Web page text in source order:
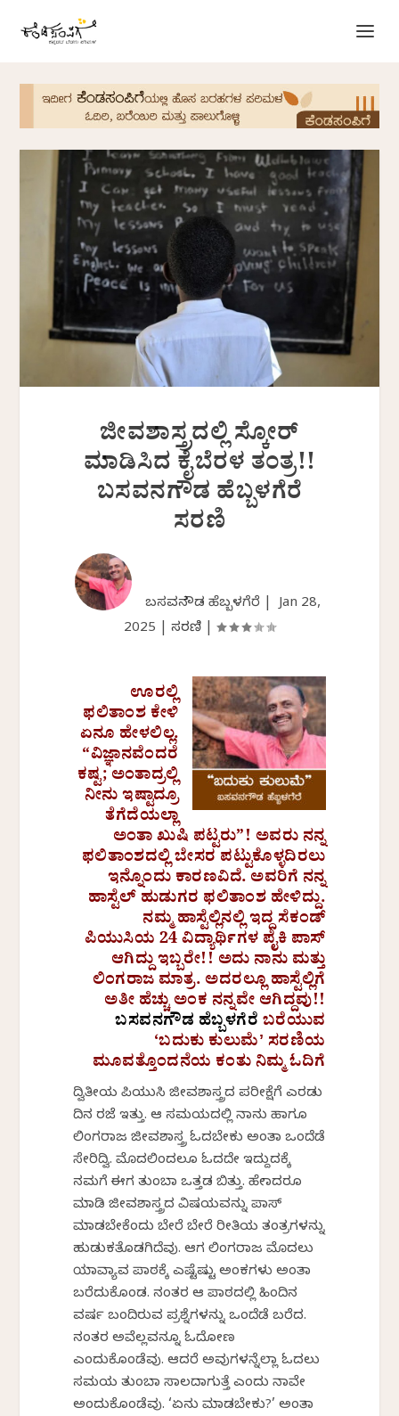
ಜೀವಶಾಸ್ತ್ರದಲ್ಲಿ ಸ್ಕೋರ್
ಮಾಡಿಸಿದ ಕೈಬೆರಳ ತಂತ್ರ!!
ಬಸವನಗೌಡ ಹೆಬ್ಬಳಗೆರೆ‌
ಸರಣಿ
ಬಸವನಗೌಡ ಹೆಬ್ಬಳಗೆರೆ |Jan 28,
2025
ಸರಣಿ
ಊರಲ್ಲಿ
ಫಲಿತಾಂಶ ಕೇಳಿ
ಏನೂ ಹೇಳಲಿಲ್ಲ.
“ವಿಜ್ಞಾನವೆಂದರೆ
ಕಷ್ಟ; ಅಂತಾದ್ರಲ್ಲಿ
ನೀನು ಇಷ್ಟಾದ್ರೂ
ತೆಗೆದೆಯಲ್ಲಾ
ಅಂತಾ ಖುಷಿ ಪಟ್ಟರು”! ಅವರು ನನ್ನ
ಫಲಿತಾಂಶದಲ್ಲಿ ಬೇಸರ ಪಟ್ಟುಕೊಳ್ಳದಿರಲು
ಇನ್ನೊಂದು ಕಾರಣವಿದೆ. ಅವರಿಗೆ ನನ್ನ
ಹಾಸ್ಟೆಲ್ ಹುಡುಗರ ಫಲಿತಾಂಶ ಹೇಳಿದ್ದು.
ನಮ್ಮ ಹಾಸ್ಟೆಲ್ಲಿನಲ್ಲಿ ಇದ್ದ ಸೆಕಂಡ್
ಪಿಯುಸಿಯ 24 ವಿದ್ಯಾರ್ಥಿಗಳ ಪೈಕಿ ಪಾಸ್
ಆಗಿದ್ದು ಇಬ್ಬರೇ!! ಅದು ನಾನು ಮತ್ತು
ಲಿಂಗರಾಜ ಮಾತ್ರ. ಅದರಲ್ಲೂ ಹಾಸ್ಟೆಲ್ಲಿಗೆ
ಅತೀ ಹೆಚ್ಚು ಅಂಕ ನನ್ನವೇ ಆಗಿದ್ದವು!!
ಬಸವನಗೌಡ ಹೆಬ್ಬಳಗೆರೆ ಬರೆಯುವ
‘ಬದುಕು ಕುಲುಮೆʼ ಸರಣಿಯ
ಮೂವತ್ತೊಂದನೆಯ ಕಂತು ನಿಮ್ಮ ಓದಿಗೆ
ದ್ವಿತೀಯ ಪಿಯುಸಿ ಜೀವಶಾಸ್ತ್ರದ ಪರೀಕ್ಷೆಗೆ ಎರಡು
ದಿನ ರಜೆ ಇತ್ತು. ಆ ಸಮಯದಲ್ಲಿ ನಾನು ಹಾಗೂ
ಲಿಂಗರಾಜ ಜೀವಶಾಸ್ತ್ರ ಓದಬೇಕು ಅಂತಾ ಒಂದೆಡೆ
ಸೇರಿದ್ವಿ. ಮೊದಲಿಂದಲೂ ಓದದೇ ಇದ್ದುದಕ್ಕೆ
ನಮಗೆ ಈಗ ತುಂಬಾ ಒತ್ತಡ ಬಿತ್ತು. ಹೇಗಾದರೂ
ಮಾಡಿ ಜೀವಶಾಸ್ತ್ರದ ವಿಷಯವನ್ನು ಪಾಸ್
ಮಾಡಬೇಕೆಂದು ಬೇರೆ ಬೇರೆ ರೀತಿಯ ತಂತ್ರಗಳನ್ನು
ಹುಡುಕತೊಡಗಿದೆವು. ಆಗ ಲಿಂಗರಾಜ ಮೊದಲು
ಯಾವ್ಯಾವ ಪಾಠಕ್ಕೆ ಎಷ್ಟೆಷ್ಟು ಅಂಕಗಳು ಅಂತಾ
ಬರೆದುಕೊಂಡ. ನಂತರ ಆ ಪಾಠದಲ್ಲಿ ಹಿಂದಿನ
ವರ್ಷ ಬಂದಿರುವ ಪ್ರಶ್ನೆಗಳನ್ನು ಒಂದೆಡೆ ಬರೆದ.
ನಂತರ ಅವೆಲ್ಲವನ್ನೂ ಓದೋಣ
ಎಂದುಕೊಂಡೆವು. ಆದರೆ ಅವುಗಳನ್ನೆಲ್ಲಾ ಓದಲು
ಸಮಯ ತುಂಬಾ ಸಾಲದಾಗುತ್ತೆ ಎಂದು ನಾವೇ
ಅಂದುಕೊಂಡೆವು. ‘ಏನು ಮಾಡಬೇಕು?’ ಅಂತಾ